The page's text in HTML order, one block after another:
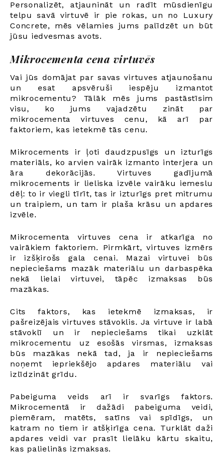
Personalizēt, atjaunināt un radīt mūsdienīgu
telpu savā virtuvē ir pie rokas, un no Luxury
Concrete, mēs vēlamies jums palīdzēt un būt
jūsu iedvesmas avots.
Mikrocementa cena virtuvēs
Vai jūs domājat par savas virtuves atjaunošanu
un esat apsvēruši iespēju izmantot
mikrocementu? Tālāk mēs jums pastāstīsim
visu, ko jums vajadzētu zināt par
mikrocementa virtuves cenu, kā arī par
faktoriem, kas ietekmē tās cenu.
Mikrocements ir ļoti daudzpusīgs un izturīgs
materiāls, ko arvien vairāk izmanto interjera un
āra dekorācijās. Virtuves gadījumā
mikrocements ir lieliska izvēle vairāku iemeslu
dēļ: to ir viegli tīrīt, tas ir izturīgs pret mitrumu
un traipiem, un tam ir plaša krāsu un apdares
izvēle.
Mikrocementa virtuves cena ir atkarīga no
vairākiem faktoriem. Pirmkārt, virtuves izmērs
ir izšķirošs gala cenai. Mazai virtuvei būs
nepieciešams mazāk materiālu un darbaspēka
nekā lielai virtuvei, tāpēc izmaksas būs
mazākas.
Cits faktors, kas ietekmē izmaksas, ir
pašreizējais virtuves stāvoklis. Ja virtuve ir labā
stāvoklī un ir nepieciešams tikai uzklāt
mikrocementu uz esošās virsmas, izmaksas
būs mazākas nekā tad, ja ir nepieciešams
noņemt iepriekšējo apdares materiālu vai
izlīdzināt grīdu.
Pabeiguma veids arī ir svarīgs faktors.
Mikrocementā ir dažādi pabeiguma veidi,
piemēram, matēts, satīns vai spīdīgs, un
katram no tiem ir atšķirīga cena. Turklāt daži
apdares veidi var prasīt lielāku kārtu skaitu,
kas palielinās izmaksas.